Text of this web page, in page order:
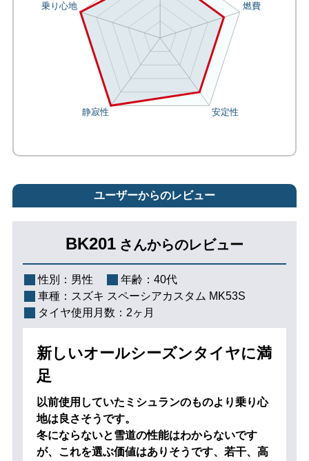
ユーザーからのレビュー
BK201 さんからのレビュー
性別： 男性 年齢： 40代
車種： スズキ スペーシアカスタム MK53S
タイヤ使用月数： 2ヶ月
新しいオールシーズンタイヤに満
足
以前使用していたミシュランのものより乗り心
地は良さそうです。
冬にならないと雪道の性能はわからないです
が、これを選ぶ価値はありそうです、若干、高